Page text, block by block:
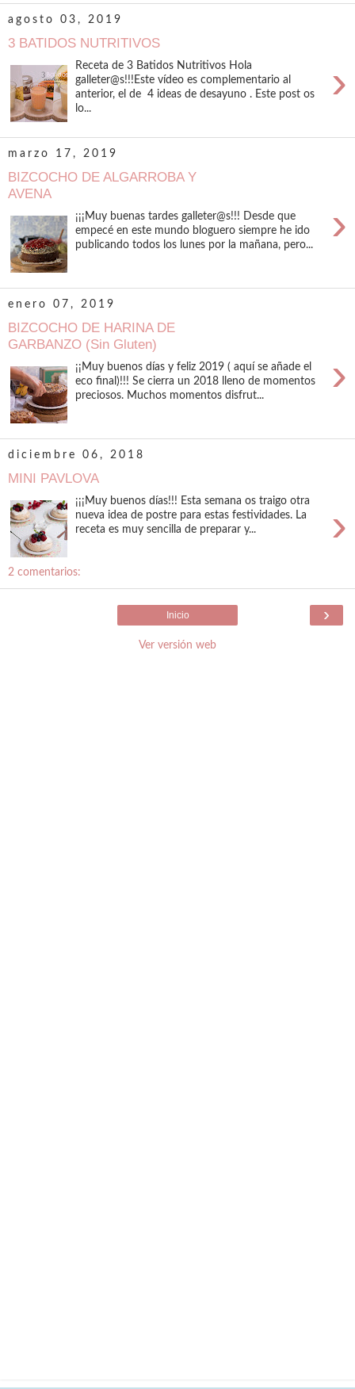
agosto 03, 2019
3 BATIDOS NUTRITIVOS
›
Receta de 3 Batidos Nutritivos Hola
galleter@s!!!Este vídeo es complementario al
anterior, el de 4 ideas de desayuno . Este post os
lo...
marzo 17, 2019
BIZCOCHO DE ALGARROBA Y
AVENA
›
¡¡¡Muy buenas tardes galleter@s!!! Desde que
empecé en este mundo bloguero siempre he ido
publicando todos los lunes por la mañana, pero...
enero 07, 2019
BIZCOCHO DE HARINA DE
GARBANZO (Sin Gluten)
›
¡¡Muy buenos días y feliz 2019 ( aquí se añade el
eco final)!!! Se cierra un 2018 lleno de momentos
preciosos. Muchos momentos disfrut...
diciembre 06, 2018
MINI PAVLOVA
›
¡¡¡Muy buenos días!!! Esta semana os traigo otra
nueva idea de postre para estas festividades. La
receta es muy sencilla de preparar y...
2 comentarios:
›
Inicio
Ver versión web